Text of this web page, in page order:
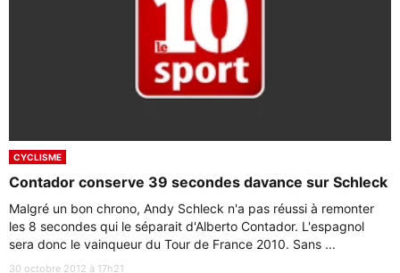
CYCLISME
Contador conserve 39 secondes davance sur Schleck
Malgré un bon chrono, Andy Schleck n'a pas réussi à remonter
les 8 secondes qui le séparait d'Alberto Contador. L'espagnol
sera donc le vainqueur du Tour de France 2010. Sans ...
30 octobre 2012 à 17h21